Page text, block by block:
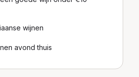
wijnen
avond thuis